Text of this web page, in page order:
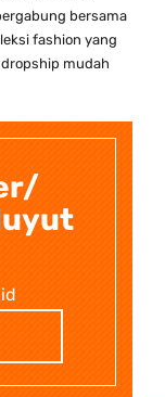
bersama
fashion yang
mudah